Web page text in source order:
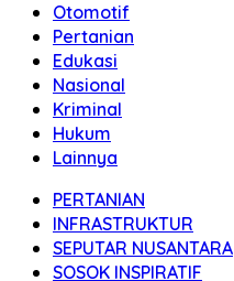
Otomotif
Pertanian
Edukasi
Nasional
Kriminal
Hukum
Lainnya
PERTANIAN
INFRASTRUKTUR
SEPUTAR NUSANTARA
SOSOK INSPIRATIF